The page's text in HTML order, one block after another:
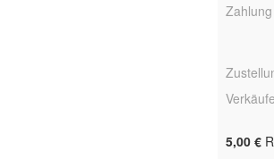
Zahlung
5,00 €